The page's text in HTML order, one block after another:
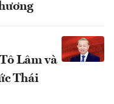
Lâm và
Thái